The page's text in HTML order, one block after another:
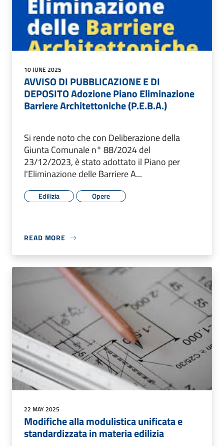
10 JUNE 2025
AVVISO DI PUBBLICAZIONE E DI
DEPOSITO Adozione Piano Eliminazione
Barriere Architettoniche (P.E.B.A.)
Si rende noto che con Deliberazione della
Giunta Comunale n° 88/2024 del
23/12/2023, è stato adottato il Piano per
l'Eliminazione delle Barriere A...
Edilizia Opere
READ MORE
22 MAY 2025
Modifiche alla modulistica unificata e
standardizzata in materia edilizia